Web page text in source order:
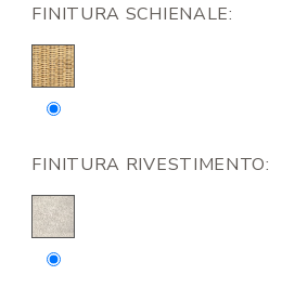
FINITURA SCHIENALE:
FINITURA RIVESTIMENTO: